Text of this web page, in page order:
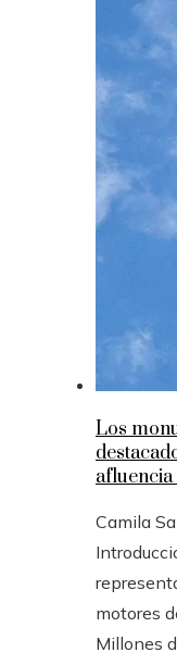
Los
Camila
motores
Millones